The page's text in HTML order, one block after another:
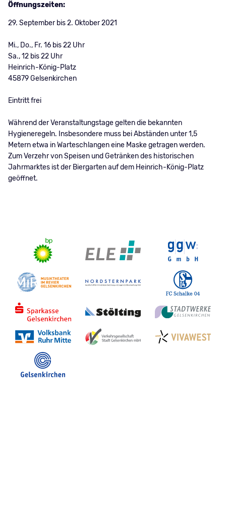
Öffnungszeiten:
29. September bis 2. Oktober 2021
Mi., Do., Fr. 16 bis 22 Uhr
Sa., 12 bis 22 Uhr
Heinrich-König-Platz
45879 Gelsenkirchen
Eintritt frei
Während der Veranstaltungstage gelten die bekannten
Hygieneregeln. Insbesondere muss bei Abständen unter 1,5
Metern etwa in Warteschlangen eine Maske getragen werden.
Zum Verzehr von Speisen und Getränken des historischen
Jahrmarktes ist der Biergarten auf dem Heinrich-König-Platz
geöffnet.